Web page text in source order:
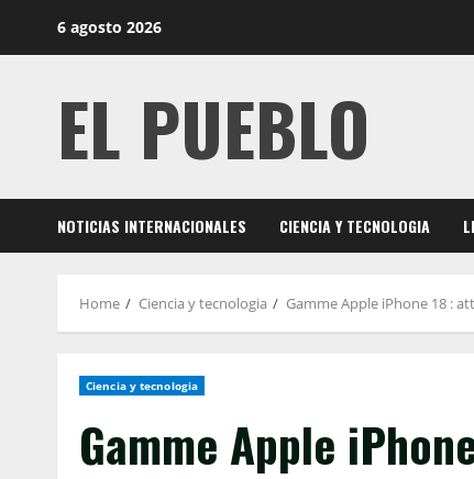
6 agosto 2026
EL PUEBLO
NOTICIAS INTERNACIONALES CIENCIA Y TECNOLOGIA
Home Ciencia y tecnologia Gamme Apple iPhone 18 :
Ciencia y tecnologia
Gamme Apple